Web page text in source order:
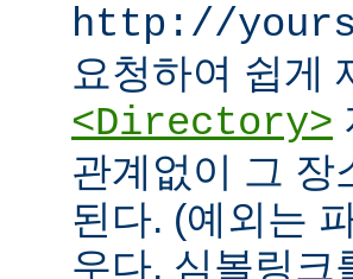
http://
요청하여 쉽게
<Directory>
관계없이 그 장
된다. (예외는
우다. 심볼링크